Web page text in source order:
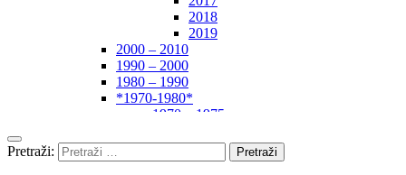
2018
2019
2000 – 2010
1990 – 2000
1980 – 1990
*1970-1980*
1970 – 1975
1960 – 1970
1950 – 1960
Pretraži: